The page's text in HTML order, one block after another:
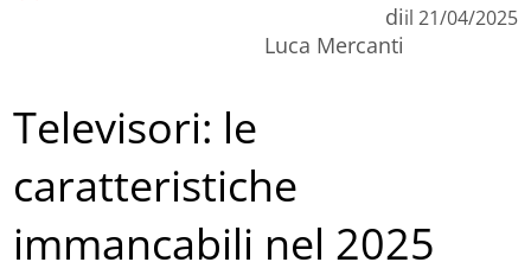
di
Luca Mercanti
il 21/04/2025
Televisori: le
caratteristiche
immancabili nel 2025